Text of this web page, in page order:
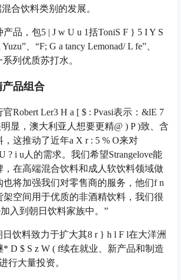
合饮料类别的发展。
产品，包5 | J w U u 1括ToniS F } 5 I Y S
、“F; G a tancy Lemonad/ L fe”、
列优质苏打水。
品组合
Robert Ler3 H a [ $ : Pvasi表示：&lE 7
明显，澳大利亚人想要更精@ ) P )致、含
，这推动了近年a X r : 5 % O来对
? i u 人的需求。我们希望Strangelove能
，在高端混合饮料和成人软饮料领域做
也将加强我们对零售商的服务，他们f n
架空间用于优质的非酒精饮料，我们很
加入到朝日饮料家族中。”
日饮料致力于扩大其8 r } h l F l在大洋洲
* D $ S z W ( f续在就业、新产品和制造
行大量投资。